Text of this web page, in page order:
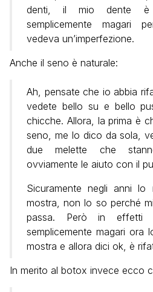
denti, il mio dente
semplicemente magari
vedeva un’imperfezione.
Anche il seno è naturale:
Ah, pensate che io abbia
vedete bello su e bello
chicche. Allora, la prima è
seno, me lo dico da sola,
due melette che
ovviamente le aiuto con il
Sicuramente negli anni
mostra, non lo so perché
passa. Però in effetti
semplicemente magari ora
mostra e allora dici ok, è
In merito al botox invece ecco